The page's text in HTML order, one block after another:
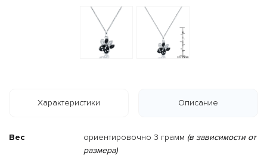
Характеристики Описание
Вес ориентировочно 3 грамм (в зависимости от
размера)